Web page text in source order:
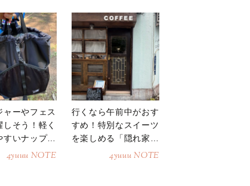
ャーやフェス
しそう！軽く
いナップサ
4yuuu NOTE
行くなら午前中がおす
すめ！特別なスイーツ
を楽しめる「隠れ家カ
4yuuu NOTE